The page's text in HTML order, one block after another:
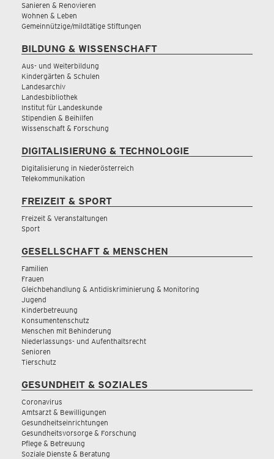
Sanieren & Renovieren
Wohnen & Leben
Gemeinnützige/mildtätige Stiftungen
BILDUNG & WISSENSCHAFT
Aus- und Weiterbildung
Kindergärten & Schulen
Landesarchiv
Landesbibliothek
Institut für Landeskunde
Stipendien & Beihilfen
Wissenschaft & Forschung
DIGITALISIERUNG & TECHNOLOGIE
Digitalisierung in Niederösterreich
Telekommunikation
FREIZEIT & SPORT
Freizeit & Veranstaltungen
Sport
GESELLSCHAFT & MENSCHEN
Familien
Frauen
Gleichbehandlung & Antidiskriminierung & Monitoring
Jugend
Kinderbetreuung
Konsumentenschutz
Menschen mit Behinderung
Niederlassungs- und Aufenthaltsrecht
Senioren
Tierschutz
GESUNDHEIT & SOZIALES
Coronavirus
Amtsarzt & Bewilligungen
Gesundheitseinrichtungen
Gesundheitsvorsorge & Forschung
Pflege & Betreuung
Soziale Dienste & Beratung